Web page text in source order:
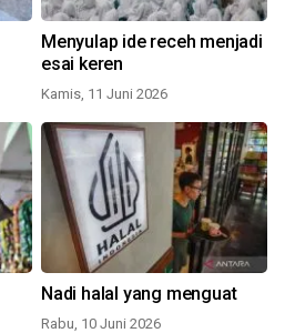
Menyulap ide receh menjadi
esai keren
Kamis, 11 Juni 2026
Nadi halal yang menguat
Rabu, 10 Juni 2026